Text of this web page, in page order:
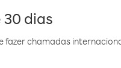
dias
fazer chamadas